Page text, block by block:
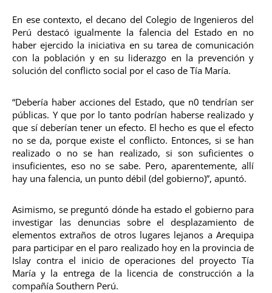
En ese contexto, el decano del Colegio de Ingenieros del
Perú destacó igualmente la falencia del Estado en no
haber ejercido la iniciativa en su tarea de comunicación
con la población y en su liderazgo en la prevención y
solución del conflicto social por el caso de Tía María.
“Debería haber acciones del Estado, que n0 tendrían ser
públicas. Y que por lo tanto podrían haberse realizado y
que sí deberían tener un efecto. El hecho es que el efecto
no se da, porque existe el conflicto. Entonces, si se han
realizado o no se han realizado, si son suficientes o
insuficientes, eso no se sabe. Pero, aparentemente, allí
hay una falencia, un punto débil (del gobierno)”, apuntó.
Asimismo, se preguntó dónde ha estado el gobierno para
investigar las denuncias sobre el desplazamiento de
elementos extraños de otros lugares lejanos a Arequipa
para participar en el paro realizado hoy en la provincia de
Islay contra el inicio de operaciones del proyecto Tía
María y la entrega de la licencia de construcción a la
compañía Southern Perú.